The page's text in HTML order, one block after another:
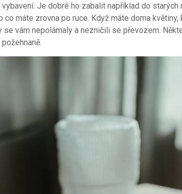
Je dobré ho zabalit například do starých
co máte zrovna po ruce. Když máte doma
se vám nepolámaly a nezničili se převozem.